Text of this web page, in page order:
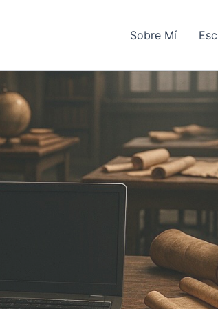
Sobre Mí